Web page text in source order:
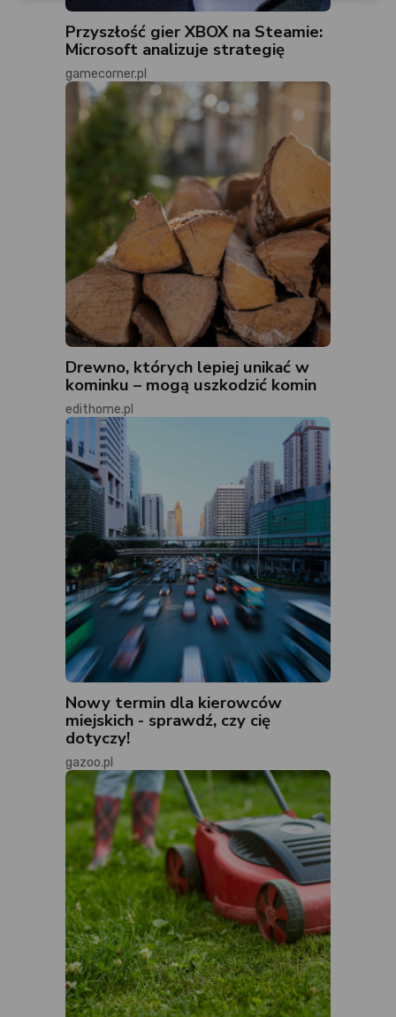
Przyszłość gier XBOX na Steamie:
Microsoft analizuje strategię
gamecorner.pl
Drewno, których lepiej unikać w
kominku – mogą uszkodzić komin
edithome.pl
Nowy termin dla kierowców
miejskich - sprawdź, czy cię
dotyczy!
gazoo.pl